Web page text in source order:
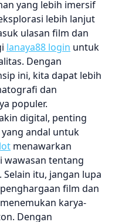
yang lebih imersif
lebih lanjut
ulasan film dan
lanaya88 login untuk
Dengan
ini, kita dapat lebih
dan
populer.
digital, penting
andal untuk
menawarkan
tentang
itu, jangan lupa
film dan
karya-
Dengan